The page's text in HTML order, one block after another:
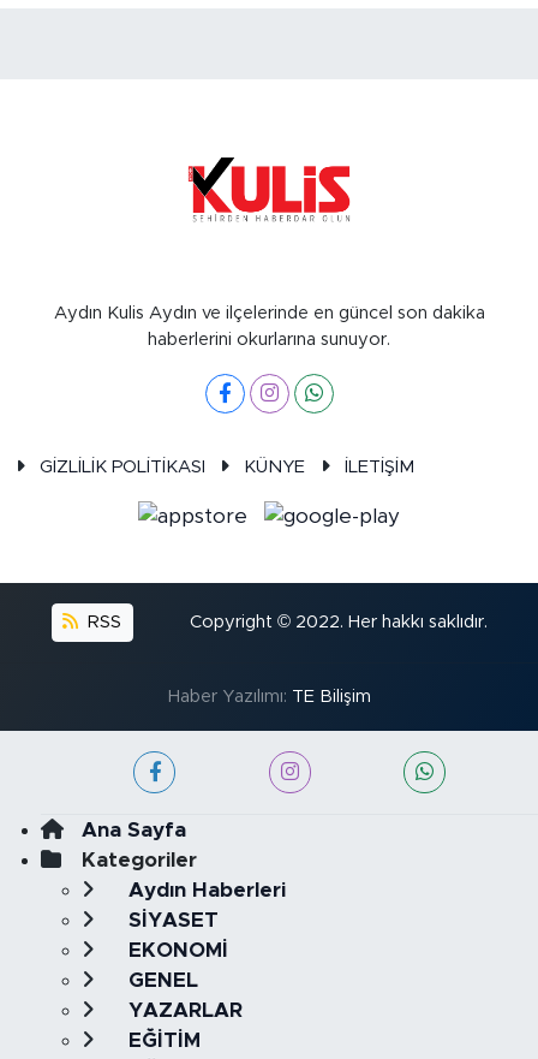
Aydın Kulis Aydın ve ilçelerinde en güncel son dakika
haberlerini okurlarına sunuyor.
GİZLİLİK POLİTİKASI KÜNYE İLETİŞİM
RSS Copyright © 2022. Her hakkı saklıdır.
Haber Yazılımı: TE Bilişim
Ana Sayfa
Kategoriler
Aydın Haberleri
SİYASET
EKONOMİ
GENEL
YAZARLAR
EĞİTİM